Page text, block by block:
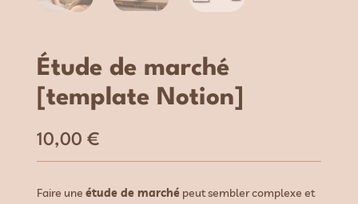
Étude de marché
[template Notion]
10,00€
Faire uneétude de marché peut sembler complexe et